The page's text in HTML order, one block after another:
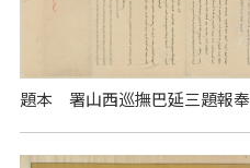
題本 署山西巡撫巴延三題報